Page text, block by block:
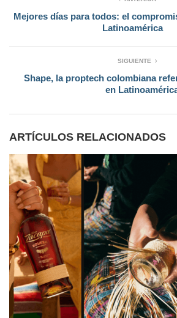
Mejores días para todos: el
Latinoamérica
SIGUIENTE
Shape, la proptech colombiana
en
ARTÍCULOS RELACIONADOS